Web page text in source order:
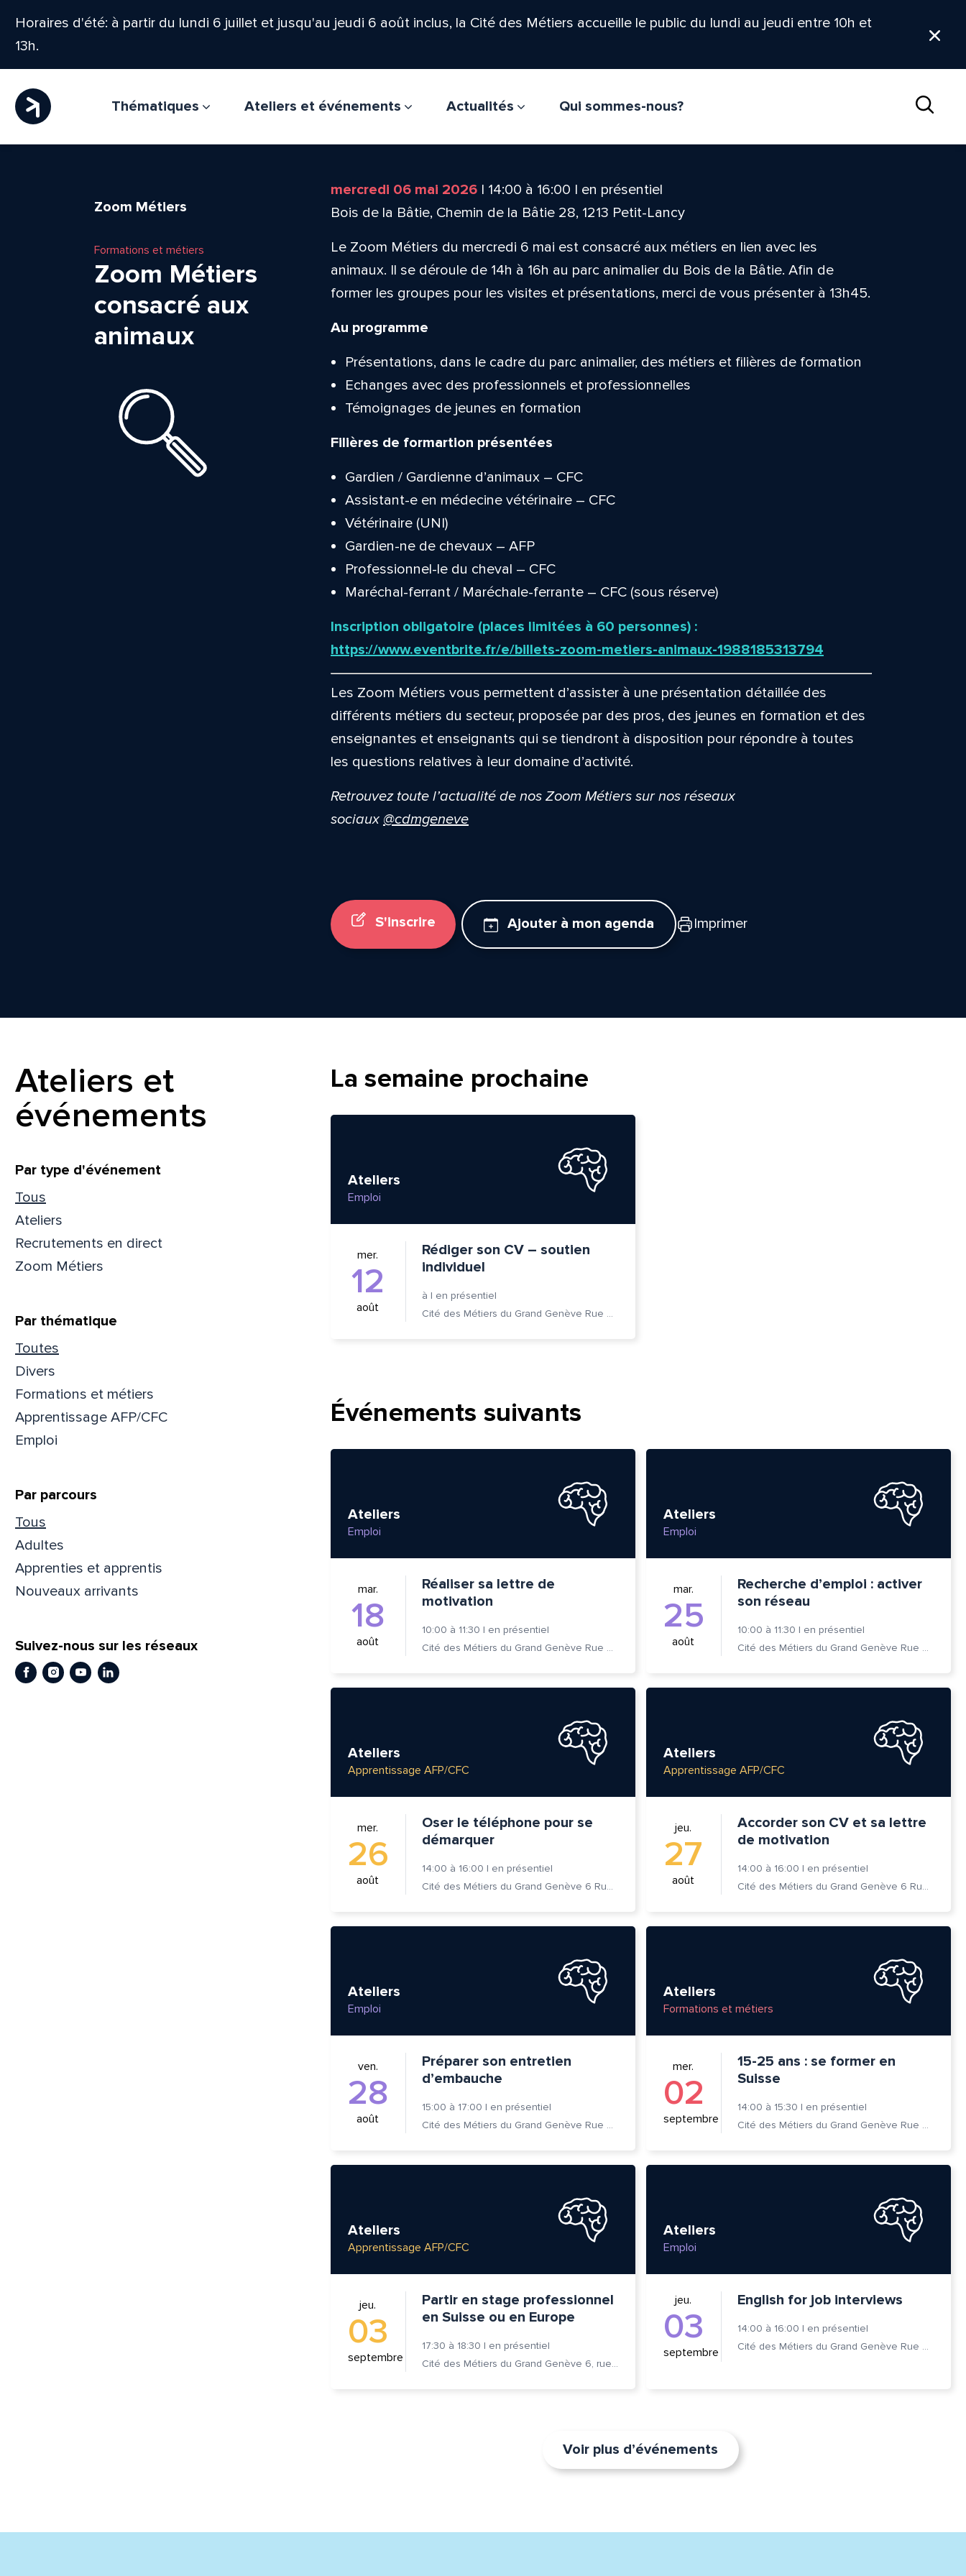
Horaires d'été: à partir du lundi 6 juillet et jusqu'au jeudi 6 août inclus, la Cité des Métiers accueille le public du lundi au jeudi entre 10h et
13h.
Thématiques Ateliers et événements Actualités
Qui sommes-nous?
Zoom Métiers
Formations et métiers
Zoom Métiers
consacré aux
animaux
mercredi 06 mai 2026| 14:00 à 16:00 | en présentiel
Bois de la Bâtie, Chemin de la Bâtie 28, 1213 Petit-Lancy
Le Zoom Métiers du mercredi 6 mai est consacré aux métiers en lien avec les
animaux. Il se déroule de 14h à 16h au parc animalier du Bois de la Bâtie. Afin de
former les groupes pour les visites et présentations, merci de vous présenter à 13h45.
Au programme
Présentations, dans le cadre du parc animalier, des métiers et filières de formation
Echanges avec des professionnels et professionnelles
Témoignages de jeunes en formation
Filières de formartion présentées
Gardien / Gardienne d’animaux – CFC
Assistant-e en médecine vétérinaire – CFC
Vétérinaire (UNI)
Gardien-ne de chevaux – AFP
Professionnel-le du cheval – CFC
Maréchal-ferrant / Maréchale-ferrante – CFC (sous réserve)
Inscription obligatoire (places limitées à 60 personnes) :
https://www.eventbrite.fr/e/billets-zoom-metiers-animaux-1988185313794
Les Zoom Métiers vous permettent d’assister à une présentation détaillée des
différents métiers du secteur, proposée par des pros, des jeunes en formation et des
enseignantes et enseignants qui se tiendront à disposition pour répondre à toutes
les questions relatives à leur domaine d’activité.
Retrouvez toute l’actualité de nos Zoom Métiers sur nos réseaux
sociaux @cdmgeneve
S'inscrire Ajouter à mon agenda Imprimer
Ateliers et
événements
Filtrer
Par type d'événement
Tous
Ateliers
Recrutements en direct
Zoom Métiers
Par thématique
Toutes
Divers
Formations et métiers
Apprentissage AFP/CFC
Emploi
Par parcours
Tous
Adultes
Apprenties et apprentis
Nouveaux arrivants
Suivez-nous sur les réseaux
Facebook
Instagram
YoutubeLinkedIn
La semaine prochaine
Ateliers
Emploi
mer.
12
août
Rédiger son CV – soutien
individuel
à | en présentiel
Cité des Métiers du Grand Genève Rue Prévost-Martin 6 1205 Genève
Événements suivants
Ateliers
Emploi
mar.
18
août
Réaliser sa lettre de
motivation
10:00 à 11:30 | en présentiel
Cité des Métiers du Grand Genève Rue Prévost-Martin 6 1205 Genève
Ateliers
Emploi
mar.
25
août
Recherche d’emploi : activer
son réseau
10:00 à 11:30 | en présentiel
Cité des Métiers du Grand Genève Rue Prévost-Martin 6 1205 Genève
Ateliers
Apprentissage AFP/CFC
mer.
26
août
Oser le téléphone pour se
démarquer
14:00 à 16:00 | en présentiel
Cité des Métiers du Grand Genève 6 Rue Prévost-Martin 1205 Genève
Ateliers
Apprentissage AFP/CFC
jeu.
27
août
Accorder son CV et sa lettre
de motivation
14:00 à 16:00 | en présentiel
Cité des Métiers du Grand Genève 6 Rue Prévost-Martin 1205 Genève
Ateliers
Emploi
ven.
28
août
Préparer son entretien
d’embauche
15:00 à 17:00 | en présentiel
Cité des Métiers du Grand Genève Rue Prévost-Martin 6 1205 Genève
Ateliers
Formations et métiers
mer.
02
septembre
15-25 ans : se former en
Suisse
14:00 à 15:30 | en présentiel
Cité des Métiers du Grand Genève Rue Prévost-Martin 6 1205 Genève
Ateliers
Apprentissage AFP/CFC
jeu.
03
septembre
Partir en stage professionnel
en Suisse ou en Europe
17:30 à 18:30 | en présentiel
Cité des Métiers du Grand Genève 6, rue Prévost-Martin 1205 Genève
Ateliers
Emploi
jeu.
03
septembre
English for job interviews
14:00 à 16:00 | en présentiel
Cité des Métiers du Grand Genève Rue Prévost-Martin 6 1205 Genève
Voir plus d’événements
Prénom et nom*
Envoyer
Quelle est la pertinence de cette
Envoyer